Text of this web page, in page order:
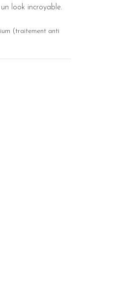
look incroyable.
(traitement anti